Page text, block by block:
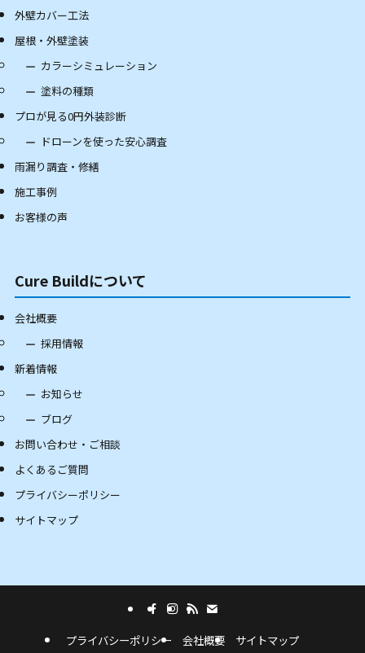
外壁カバー工法
屋根・外壁塗装
カラーシミュレーション
塗料の種類
プロが見る0円外装診断
ドローンを使った安心調査
雨漏り調査・修繕
施工事例
お客様の声
Cure Buildについて
会社概要
採用情報
新着情報
お知らせ
ブログ
お問い合わせ・ご相談
よくあるご質問
プライバシーポリシー
サイトマップ
プライバシーポリシー 会社概要 サイトマップ